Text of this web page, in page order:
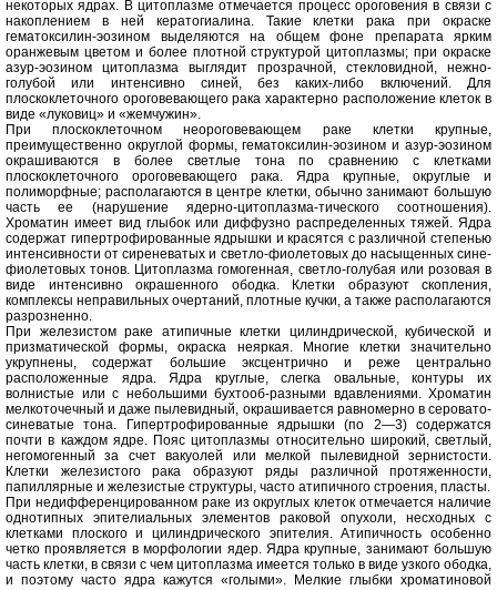
некоторых ядрах. В цитоплазме отмечается процесс ороговения в связи с
накоплением в ней кератогиалина. Такие клетки рака при окраске
гематоксилин-эозином выделяются на общем фоне препарата ярким
оранжевым цветом и более плотной структурой цитоплазмы; при окраске
азур-эозином цитоплазма выглядит прозрачной, стекловидной, нежно-
голубой или интенсивно синей, без каких-либо включений. Для
плоскоклеточного ороговевающего рака характерно расположение клеток в
виде «луковиц» и «жемчужин».
При плоскоклеточном неороговевающем раке клетки крупные,
преимущественно округлой формы, гематоксилин-эозином и азур-эозином
окрашиваются в более светлые тона по сравнению с клетками
плоскоклеточного ороговевающего рака. Ядра крупные, округлые и
полиморфные; располагаются в центре клетки, обычно занимают большую
часть ее (нарушение ядерно-цитоплазма-тического соотношения).
Хроматин имеет вид глыбок или диффузно распределенных тяжей. Ядра
содержат гипертрофированные ядрышки и красятся с различной степенью
интенсивности от сиреневатых и светло-фиолетовых до насыщенных сине-
фиолетовых тонов. Цитоплазма гомогенная, светло-голубая или розовая в
виде интенсивно окрашенного ободка. Клетки образуют скопления,
комплексы неправильных очертаний, плотные кучки, а также располагаются
разрозненно.
При железистом раке атипичные клетки цилиндрической, кубической и
призматической формы, окраска неяркая. Многие клетки значительно
укрупнены, содержат большие эксцентрично и реже центрально
расположенные ядра. Ядра круглые, слегка овальные, контуры их
волнистые или с небольшими бухтооб-разными вдавлениями. Хроматин
мелкоточечный и даже пылевидный, окрашивается равномерно в серовато-
синеватые тона. Гипертрофированные ядрышки (по 2—3) содержатся
почти в каждом ядре. Пояс цитоплазмы относительно широкий, светлый,
негомогенный за счет вакуолей или мелкой пылевидной зернистости.
Клетки железистого рака образуют ряды различной протяженности,
папиллярные и железистые структуры, часто атипичного строения, пласты.
При недифференцированном раке из округлых клеток отмечается наличие
однотипных эпителиальных элементов раковой опухоли, несходных с
клетками плоского и цилиндрического эпителия. Атипичность особенно
четко проявляется в морфологии ядер. Ядра крупные, занимают большую
часть клетки, в связи с чем цитоплазма имеется только в виде узкого ободка,
и поэтому часто ядра кажутся «голыми». Мелкие глыбки хроматиновой